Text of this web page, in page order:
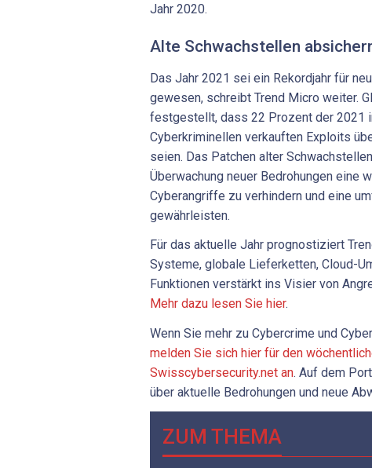
Jahr 2020.
Alte Schwachstellen
Das Jahr 2021 sei ein Rekordjahr für
gewesen, schreibt Trend Micro weiter.
festgestellt, dass 22 Prozent der 2021
Cyberkriminellen verkauften Exploits
seien. Das Patchen alter
Überwachung neuer Bedrohungen eine
Cyberangriffe zu verhindern und eine
gewährleisten.
Für das aktuelle Jahr prognostiziert
Systeme, globale Lieferketten, Cloud-
Funktionen verstärkt ins Visier von
Mehr dazu lesen Sie hier.
Wenn Sie mehr zu Cybercrime und
melden Sie sich hier für den
Swisscybersecurity.net an. Auf dem
über aktuelle Bedrohungen und neue
ZUM THEMA